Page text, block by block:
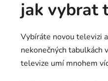
jak vybrat
Vybíráte novou televizi
nekonečných tabulkách
televize umí mnohem